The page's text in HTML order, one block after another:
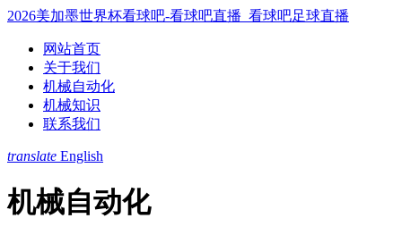
2026美加墨世界杯看球吧-看球吧直播_看球吧足球直播
网站首页
关于我们
机械自动化
机械知识
联系我们
translate English
机械自动化